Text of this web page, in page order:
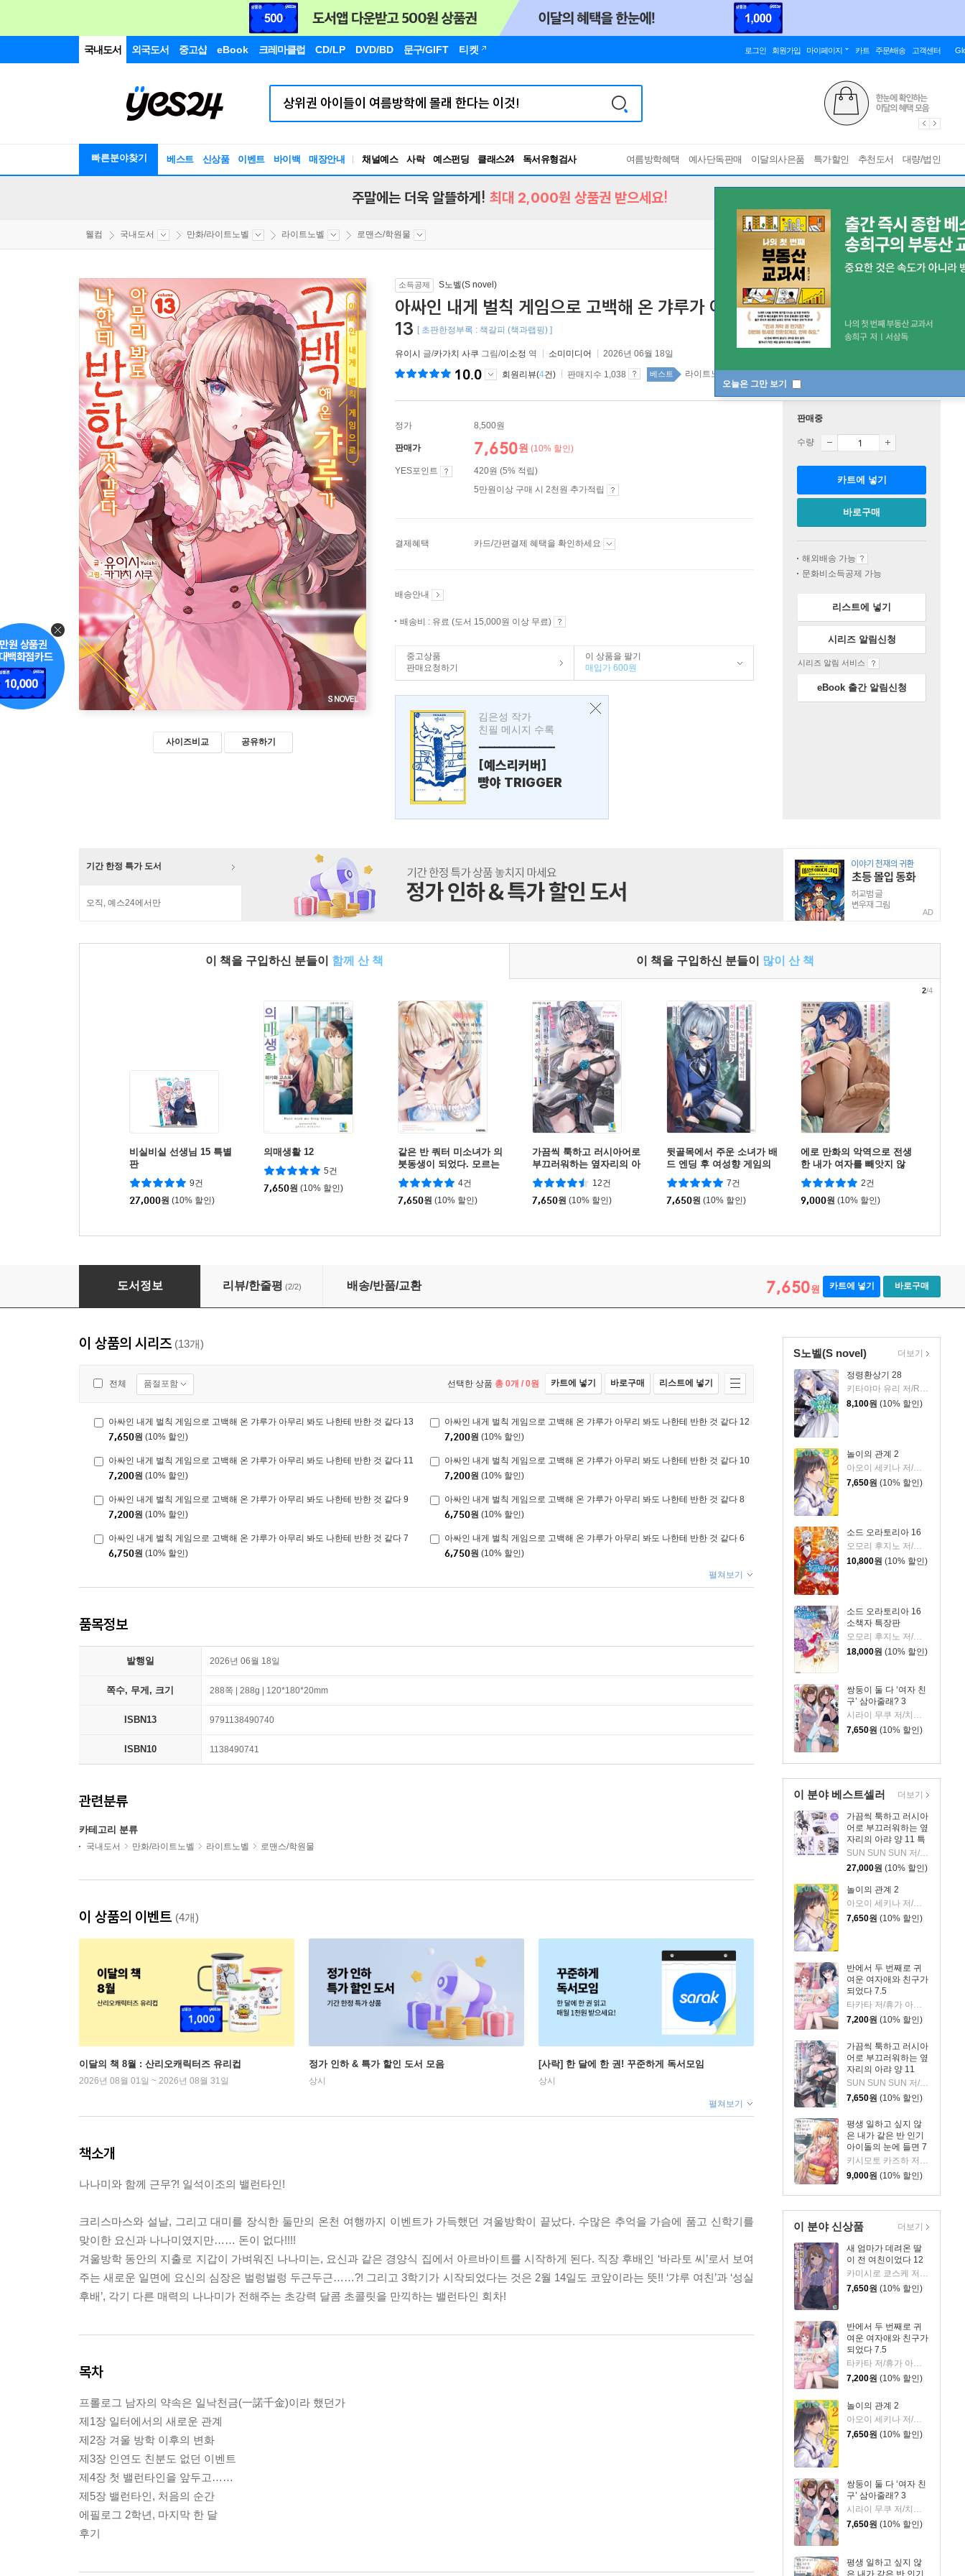
국내도서 외국도서 중고샵 eBook 크레마클럽 CD/LP DVD/BD 문구/GIFT 티켓 로그인 회원가입 마이페이지 카트 주문/배송 고객센터
빠른분야찾기 베스트 신상품 이벤트 바이백 매장안내 채널예스 사락 예스펀딩 클래스24
독서유형검사
RBTI Lab
여름방학혜택 예사단독판매 이달의사은품 특가할인 추천도서 대량/법인
오늘은 그만 보기
주말에는 더욱 알뜰하게! 최대 2,000원 상품권 받으세요!
웰컴 국내도서 만화/라이트노벨 라이트노벨 로맨스/학원물
사이즈비교 공유하기
소득공제 S노벨(S novel)
아싸인 내게 벌칙 게임으로 고백해 온 갸루가 아무리 봐도 나한테 반한 것 같다
13 [ 초판한정부록 : 책갈피 (책과랩핑) ]
유이시 글/카가치 사쿠 그림/이소정 역 소미미디어 2026년 06월 18일
10.0 회원리뷰(4건) 판매지수 1,038 베스트 라이트노벨 top20 3주
정가 8,500원
판매가 7,650원 (10% 할인)
YES포인트
420원 (5% 적립)
5만원이상 구매 시 2천원 추가적립
결제혜택 카드/간편결제 혜택을 확인하세요
배송안내
배송비 : 유료 (도서 15,000원 이상 무료)
중고상품
판매요청하기
이 상품을 팔기
매입가 600원
김은성 작가
친필 메시지 수록
---------------
[예스리커버]
빵야 TRIGGER
판매중
수량
카트에 넣기
바로구매
해외배송 가능
문화비소득공제 가능
리스트에 넣기
시리즈 알림신청
시리즈 알림 서비스
eBook 출간 알림신청
기간 한정 특가 도서
오직, 예스24에서만
AD
이 책을 구입하신 분들이 함께 산 책 이 책을 구입하신 분들이 많이 산 책
비실비실 선생님 15 특별
판
9건
27,000원 (10% 할인)
의매생활 12
5건
7,650원 (10% 할인)
같은 반 쿼터 미소녀가 의
붓동생이 되었다. 모르는
사이에 꼬시고 있었다. 2
4건
7,650원 (10% 할인)
가끔씩 툭하고 러시아어로
부끄러워하는 옆자리의 아
랴 양 11
12건
7,650원 (10% 할인)
뒷골목에서 주운 소녀가 배
드 엔딩 후 여성향 게임의
히로인이었던 건 3
7건
7,650원 (10% 할인)
에로 만화의 악역으로 전생
한 내가 여자를 빼앗지 않
고도 행복해지는 방법 2
2건
9,000원 (10% 할인)
2/4
아싸인 내게 벌칙 게임으로 고백해 온 갸루가 아무리 봐도 나한테 반한 것 같다 13
도서정보 리뷰/한줄평 (2/2) 배송/반품/교환 7,650원 카트에 넣기 바로구매
S노벨(S novel)
정령환상기 28
키타야마 유리 저/Riv 그림/이소정 역
8,100원 (10% 할인)
놀이의 관계 2
7,650원 (10% 할인)
소드 오라토리아 16
오모리 후지노 저/하이무라 키요타카 그림/김민재 역
10,800원 (10% 할인)
소드 오라토리아 16
소책자 특장판
18,000원 (10% 할인)
쌍둥이 둘 다 ‘여자 친
구’ 삼아줄래? 3
시라이 무쿠 저/치구사 미노리 그림/정대식 역
7,650원 (10% 할인)
더보기
이 분야 베스트셀러
가끔씩 툭하고 러시아
어로 부끄러워하는 옆
자리의 아랴 양 11 특
별판
27,000원 (10% 할인)
놀이의 관계 2
7,650원 (10% 할인)
반에서 두 번째로 귀
여운 여자애와 친구가
되었다 7.5
타카타 저/휴가 아즈리 그림/김진아 역
7,200원 (10% 할인)
가끔씩 툭하고 러시아
어로 부끄러워하는 옆
자리의 아랴 양 11
SUN SUN SUN 저/모모코 그림/이승원 역
7,650원 (10% 할인)
평생 일하고 싶지 않
은 내가 같은 반 인기
아이돌의 눈에 들면 7
키시모토 카즈하 저/미와베 사쿠라 그림/현노을 역
9,000원 (10% 할인)
더보기
이 분야 신상품
새 엄마가 데려온 딸
이 전 여친이었다 12
카미시로 쿄스케 저/타카야Ki 그림/이승원 역
7,650원 (10% 할인)
반에서 두 번째로 귀
여운 여자애와 친구가
되었다 7.5
타카타 저/휴가 아즈리 그림/김진아 역
7,200원 (10% 할인)
놀이의 관계 2
7,650원 (10% 할인)
쌍둥이 둘 다 ‘여자 친
구’ 삼아줄래? 3
시라이 무쿠 저/치구사 미노리 그림/정대식 역
7,650원 (10% 할인)
평생 일하고 싶지 않
더보기
이 상품의 시리즈 (13개)
전체 품절포함 선택한 상품 총 0개 / 0원 카트에 넣기 바로구매 리스트에 넣기
아싸인 내게 벌칙 게임으로 고백해 온 갸루가 아무리 봐도 나한테 반한 것 같다 13
7,650원 (10% 할인)
아싸인 내게 벌칙 게임으로 고백해 온 갸루가 아무리 봐도 나한테 반한 것 같다 12
7,200원 (10% 할인)
아싸인 내게 벌칙 게임으로 고백해 온 갸루가 아무리 봐도 나한테 반한 것 같다 11
7,200원 (10% 할인)
아싸인 내게 벌칙 게임으로 고백해 온 갸루가 아무리 봐도 나한테 반한 것 같다 10
7,200원 (10% 할인)
아싸인 내게 벌칙 게임으로 고백해 온 갸루가 아무리 봐도 나한테 반한 것 같다 9
7,200원 (10% 할인)
아싸인 내게 벌칙 게임으로 고백해 온 갸루가 아무리 봐도 나한테 반한 것 같다 8
6,750원 (10% 할인)
아싸인 내게 벌칙 게임으로 고백해 온 갸루가 아무리 봐도 나한테 반한 것 같다 7
6,750원 (10% 할인)
아싸인 내게 벌칙 게임으로 고백해 온 갸루가 아무리 봐도 나한테 반한 것 같다 6
6,750원 (10% 할인)
펼쳐보기
품목정보
발행일 2026년 06월 18일
쪽수, 무게, 크기 288쪽 | 288g | 120*180*20mm
ISBN13 9791138490740
ISBN10 1138490741
관련분류
카테고리 분류
국내도서 만화/라이트노벨 라이트노벨 로맨스/학원물
이 상품의 이벤트 (4개)
이달의 책 8월 : 산리오캐릭터즈 유리컵
2026년 08월 01일 ~ 2026년 08월 31일
정가 인하 & 특가 할인 도서 모음
상시
[사락] 한 달에 한 권! 꾸준하게 독서모임
상시
펼쳐보기
책소개
나나미와 함께 근무?! 일석이조의 밸런타인!
크리스마스와 설날, 그리고 대미를 장식한 둘만의 온천 여행까지 이벤트가 가득했던 겨울방학이 끝났다. 수많은 추억을 가슴에 품고 신학기를
맞이한 요신과 나나미였지만…… 돈이 없다!!!!
겨울방학 동안의 지출로 지갑이 가벼워진 나나미는, 요신과 같은 경양식 집에서 아르바이트를 시작하게 된다. 직장 후배인 ‘바라토 씨’로서 보여
주는 새로운 일면에 요신의 심장은 벌렁벌렁 두근두근……?! 그리고 3학기가 시작되었다는 것은 2월 14일도 코앞이라는 뜻!! ‘갸루 여친’과 ‘성실
후배’, 각기 다른 매력의 나나미가 전해주는 초강력 달콤 초콜릿을 만끽하는 밸런타인 회차!
목차
프롤로그 남자의 약속은 일낙천금(一諾千金)이라 했던가
제1장 일터에서의 새로운 관계
제2장 겨울 방학 이후의 변화
제3장 인연도 친분도 없던 이벤트
제4장 첫 밸런타인을 앞두고……
제5장 밸런타인, 처음의 순간
에필로그 2학년, 마지막 한 달
후기